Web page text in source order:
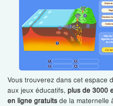
Vous trouverez dans cet espace
aux jeux éducatifs, plus de 3000
en ligne gratuitsde la maternelle